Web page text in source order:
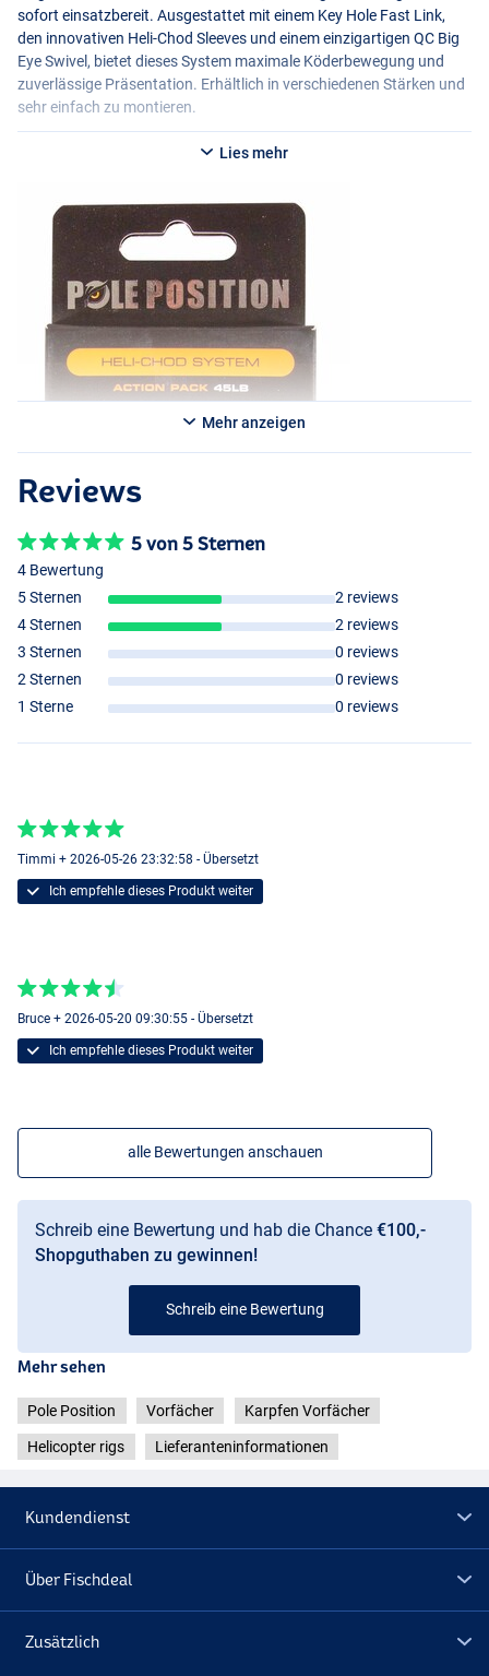
sofort einsatzbereit. Ausgestattet mit einem Key Hole Fast Link,
den innovativen Heli-Chod Sleeves und einem einzigartigen QC Big
Eye Swivel, bietet dieses System maximale Köderbewegung und
zuverlässige Präsentation. Erhältlich in verschiedenen Stärken und
sehr einfach zu montieren.
Lies mehr
Mehr anzeigen
Reviews
5 von 5 Sternen
4 Bewertung
5 Sternen
2 reviews
4 Sternen
2 reviews
3 Sternen
0 reviews
2 Sternen
0 reviews
1 Sterne
0 reviews
Timmi + 2026-05-26 23:32:58 - Übersetzt
Ich empfehle dieses Produkt weiter
Bruce + 2026-05-20 09:30:55 - Übersetzt
Ich empfehle dieses Produkt weiter
alle Bewertungen anschauen
Schreib eine Bewertung und hab die Chance €100,-
Shopguthaben zu gewinnen!
Schreib eine Bewertung
Mehr sehen
Pole Position Vorfächer Karpfen Vorfächer
Helicopter rigs Lieferanteninformationen
Kundendienst
Über Fischdeal
Zusätzlich